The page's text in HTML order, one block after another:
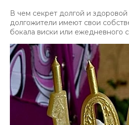
В чем секрет долгой и
долгожители имеют свои
бокала виски или ежедневного